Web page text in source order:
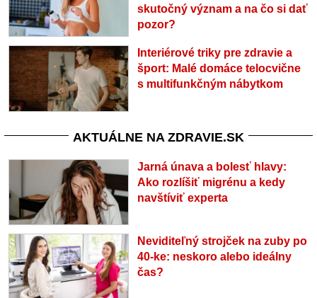
skutočný význam a na čo si dať
pozor?
Interiérové triky pre zdravie a
šport: Malé domáce telocvične
s multifunkčným nábytkom
AKTUÁLNE NA ZDRAVIE.SK
Jarná únava a bolesť hlavy:
Ako rozlíšiť migrénu a kedy
navštíviť experta
Neviditeľný strojček na zuby po
40-ke: neskoro alebo ideálny
čas?